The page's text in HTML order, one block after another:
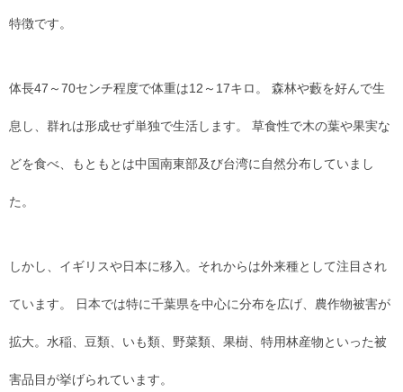
特徴です。
体長47～70センチ程度で体重は12～17キロ。 森林や藪を好んで生
息し、群れは形成せず単独で生活します。 草食性で木の葉や果実な
どを食べ、もともとは中国南東部及び台湾に自然分布していまし
た。
しかし、イギリスや日本に移入。それからは外来種として注目され
ています。 日本では特に千葉県を中心に分布を広げ、農作物被害が
拡大。水稲、豆類、いも類、野菜類、果樹、特用林産物といった被
害品目が挙げられています。